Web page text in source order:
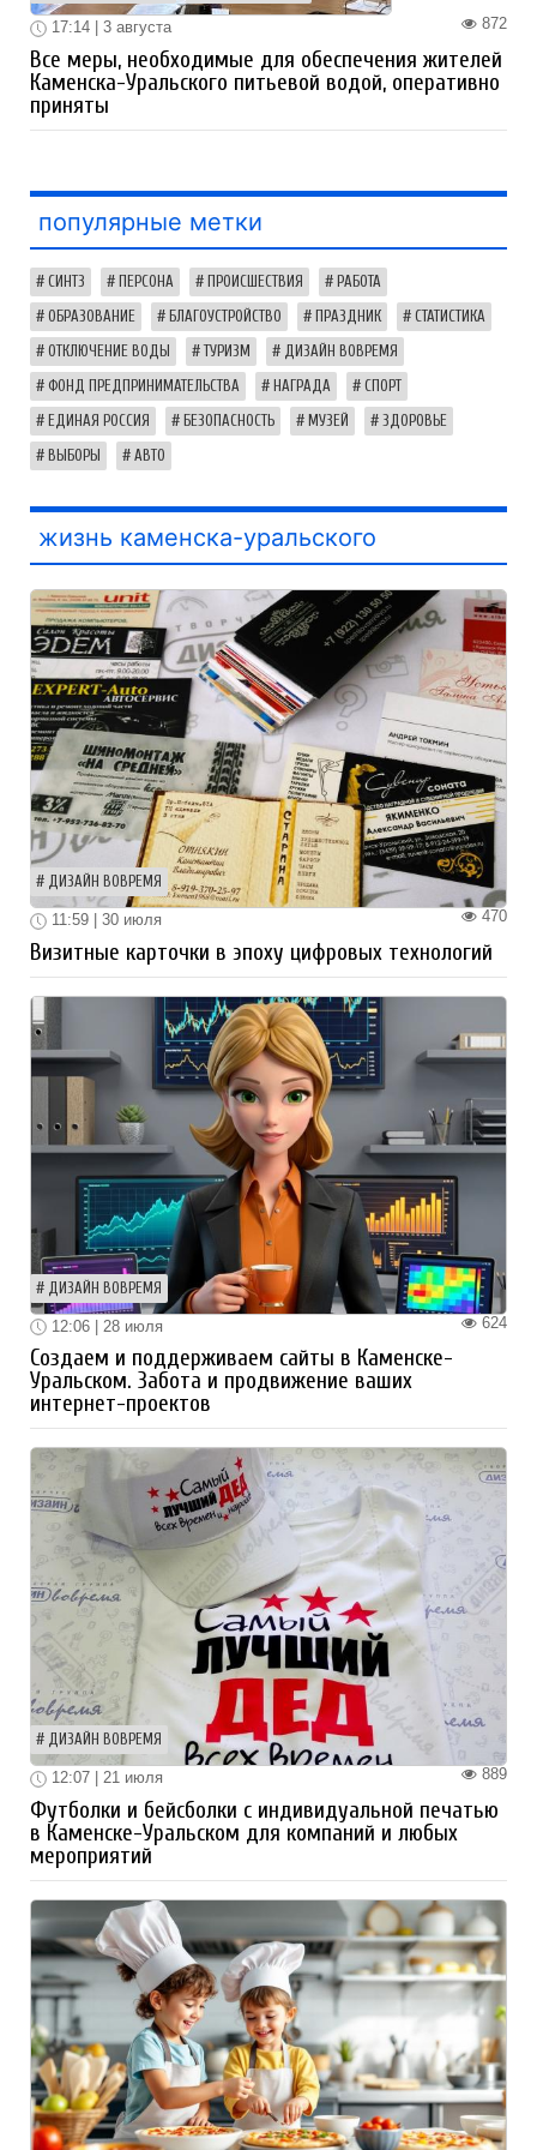
872
17:14 | 3 августа
Все меры, необходимые для обеспечения жителей
Каменска-Уральского питьевой водой, оперативно
приняты
популярные метки
СИНТЗ ПЕРСОНА ПРОИСШЕСТВИЯ РАБОТА
ОБРАЗОВАНИЕ БЛАГОУСТРОЙСТВО ПРАЗДНИК СТАТИСТИКА
ОТКЛЮЧЕНИЕ ВОДЫ ТУРИЗМ ДИЗАЙН ВОВРЕМЯ
ФОНД ПРЕДПРИНИМАТЕЛЬСТВА НАГРАДА СПОРТ
ЕДИНАЯ РОССИЯ БЕЗОПАСНОСТЬ МУЗЕЙ ЗДОРОВЬЕ
ВЫБОРЫ АВТО
жизнь каменска-уральского
ДИЗАЙН ВОВРЕМЯ
470
11:59 | 30 июля
Визитные карточки в эпоху цифровых технологий
ДИЗАЙН ВОВРЕМЯ
624
12:06 | 28 июля
Создаем и поддерживаем сайты в Каменске-
Уральском. Забота и продвижение ваших
интернет-проектов
ДИЗАЙН ВОВРЕМЯ
889
12:07 | 21 июля
Футболки и бейсболки с индивидуальной печатью
в Каменске-Уральском для компаний и любых
мероприятий